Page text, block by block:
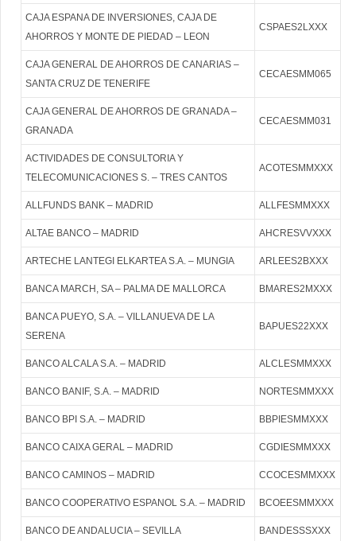
CAJA ESPANA DE INVERSIONES, CAJA DE
AHORROS Y MONTE DE PIEDAD – LEON
CSPAES2LXXX
CAJA GENERAL DE AHORROS DE CANARIAS –
SANTA CRUZ DE TENERIFE
CECAESMM065
CAJA GENERAL DE AHORROS DE GRANADA –
GRANADA
CECAESMM031
ACTIVIDADES DE CONSULTORIA Y
TELECOMUNICACIONES S. – TRES CANTOS
ACOTESMMXXX
ALLFUNDS BANK – MADRID ALLFESMMXXX
ALTAE BANCO – MADRID AHCRESVVXXX
ARTECHE LANTEGI ELKARTEA S.A. – MUNGIA ARLEES2BXXX
BANCA MARCH, SA – PALMA DE MALLORCA BMARES2MXXX
BANCA PUEYO, S.A. – VILLANUEVA DE LA
SERENA
BAPUES22XXX
BANCO ALCALA S.A. – MADRID ALCLESMMXXX
BANCO BANIF, S.A. – MADRID NORTESMMXXX
BANCO BPI S.A. – MADRID BBPIESMMXXX
BANCO CAIXA GERAL – MADRID CGDIESMMXXX
BANCO CAMINOS – MADRID CCOCESMMXXX
BANCO COOPERATIVO ESPANOL S.A. – MADRID BCOEESMMXXX
BANCO DE ANDALUCIA – SEVILLA BANDESSSXXX